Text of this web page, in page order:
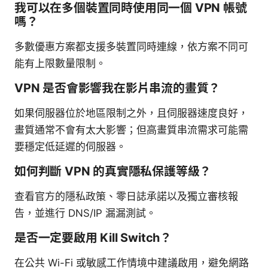
我可以在多個裝置同時使用同一個 VPN 帳號
嗎？
多數優惠方案都支援多裝置同時連線，依方案不同可
能有上限數量限制。
VPN 是否會影響我在影片串流的畫質？
如果伺服器位於地區限制之外，且伺服器速度良好，
畫質通常不會有太大影響；但高畫質串流需求可能需
要穩定低延遲的伺服器。
如何判斷 VPN 的真實隱私保護等級？
查看官方的隱私政策、零日誌承諾以及獨立審核報
告，並進行 DNS/IP 漏漏測試。
是否一定要啟用 Kill Switch？
在公共 Wi-Fi 或敏感工作情境中建議啟用，避免網路